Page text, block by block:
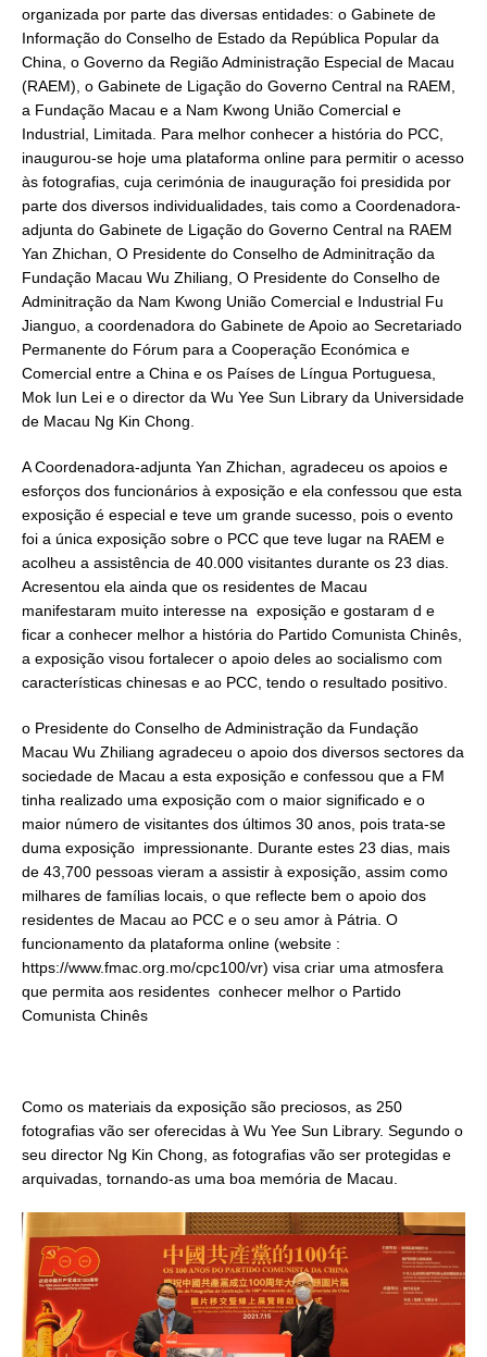
organizada por parte das diversas entidades: o Gabinete de
Informação do Conselho de Estado da República Popular da
China, o Governo da Região Administração Especial de Macau
(RAEM), o Gabinete de Ligação do Governo Central na RAEM,
a Fundação Macau e a Nam Kwong União Comercial e
Industrial, Limitada. Para melhor conhecer a história do PCC,
inaugurou-se hoje uma plataforma online para permitir o acesso
às fotografias, cuja cerimónia de inauguração foi presidida por
parte dos diversos individualidades, tais como a Coordenadora-
adjunta do Gabinete de Ligação do Governo Central na RAEM
Yan Zhichan, O Presidente do Conselho de Adminitração da
Fundação Macau Wu Zhiliang, O Presidente do Conselho de
Adminitração da Nam Kwong União Comercial e Industrial Fu
Jianguo, a coordenadora do Gabinete de Apoio ao Secretariado
Permanente do Fórum para a Cooperação Económica e
Comercial entre a China e os Países de Língua Portuguesa,
Mok Iun Lei e o director da Wu Yee Sun Library da Universidade
de Macau Ng Kin Chong.
A Coordenadora-adjunta Yan Zhichan, agradeceu os apoios e
esforços dos funcionários à exposição e ela confessou que esta
exposição é especial e teve um grande sucesso, pois o evento
foi a única exposição sobre o PCC que teve lugar na RAEM e
acolheu a assistência de 40.000 visitantes durante os 23 dias.
Acresentou ela ainda que os residentes de Macau
manifestaram muito interesse na exposição e gostaram d e
ficar a conhecer melhor a história do Partido Comunista Chinês,
a exposição visou fortalecer o apoio deles ao socialismo com
características chinesas e ao PCC, tendo o resultado positivo.
o Presidente do Conselho de Administração da Fundação
Macau Wu Zhiliang agradeceu o apoio dos diversos sectores da
sociedade de Macau a esta exposição e confessou que a FM
tinha realizado uma exposição com o maior significado e o
maior número de visitantes dos últimos 30 anos, pois trata-se
duma exposição impressionante. Durante estes 23 dias, mais
de 43,700 pessoas vieram a assistir à exposição, assim como
milhares de famílias locais, o que reflecte bem o apoio dos
residentes de Macau ao PCC e o seu amor à Pátria. O
funcionamento da plataforma online (website :
https://www.fmac.org.mo/cpc100/vr) visa criar uma atmosfera
que permita aos residentes conhecer melhor o Partido
Comunista Chinês
Como os materiais da exposição são preciosos, as 250
fotografias vão ser oferecidas à Wu Yee Sun Library. Segundo o
seu director Ng Kin Chong, as fotografias vão ser protegidas e
arquivadas, tornando-as uma boa memória de Macau.